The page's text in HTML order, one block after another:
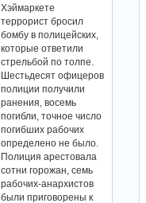
Хэймаркете
террорист бросил
бомбу в полицейских,
которые ответили
стрельбой по толпе.
Шестьдесят офицеров
полиции получили
ранения, восемь
погибли, точное число
погибших рабочих
определено не было.
Полиция арестовала
сотни горожан, семь
рабочих-анархистов
были приговорены к